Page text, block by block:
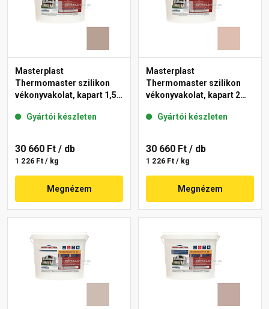
Masterplast
Thermomaster szilikon
vékonyvakolat, kapart 1,5
Gyártói készleten
30 660 Ft / db
1 226 Ft / kg
Megnézem
Masterplast
Thermomaster szilikon
vékonyvakolat, kapart 2
Gyártói készleten
30 660 Ft / db
1 226 Ft / kg
Megnézem